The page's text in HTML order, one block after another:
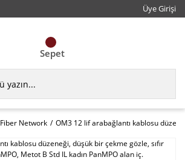
Üye Girişi
Sepet
Fiber Network OM3 12 lif arabağlantı kablosu